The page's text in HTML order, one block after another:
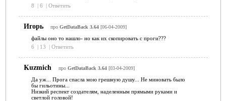
8
| 6 | Ответить
Игорь про GetDataBack 3.64[06-04-2009]
файлы оно то нашло- но как их скопировать с проги???
6
| 13 | Ответить
Kuzmich про GetDataBack 3.64[03-04-2009]
Да уж... Прога спасла мою грешную душу... Не миновать было
бы гильотины...
Низкий респект создателям, наделенным прямыми руками и
светлой головой!